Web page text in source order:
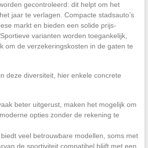
gecontroleerd: dit helpt om het
jaar te verlagen. Compacte stadsauto’s
markt en bieden een solide prijs-
varianten worden toegankelijk,
om de verzekeringskosten in de gaten te
deze diversiteit, hier enkele concrete
beter uitgerust, maken het mogelijk om
opties zonder de rekening te
veel betrouwbare modellen, soms met
de sportiviteit compatibel blijft met een